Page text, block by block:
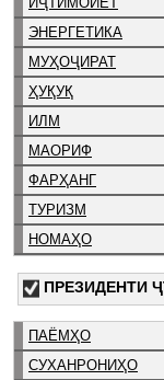
ЭНЕРГЕТИКА
МУҲОҶИРАТ
ҲУҚУҚ
ИЛМ
МАОРИФ
ФАРҲАНГ
ТУРИЗМ
НОМАҲО
ПРЕЗИДЕНТИ
ПАЁМҲО
СУХАНРОНИҲО